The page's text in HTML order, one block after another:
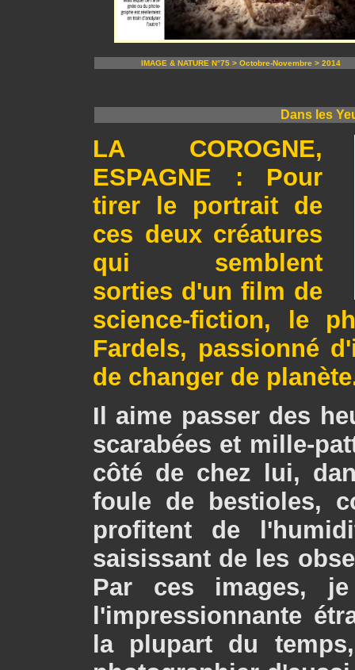
IMAGE & NATURE N°75 > Octobre-Novembre > 2014
Dans les
LA COROGNE,
ESPAGNE : Pour
tirer le portrait de
ces deux créatures
qui semblent
sorties d'un film de
science-fiction, le
Fardels, passionné
de changer de
Il aime passer des
scarabées et mille-
côté de chez lui,
foule de bestioles,
profitent de
saisissant de les
Par ces images,
l'impressionnante
la plupart du